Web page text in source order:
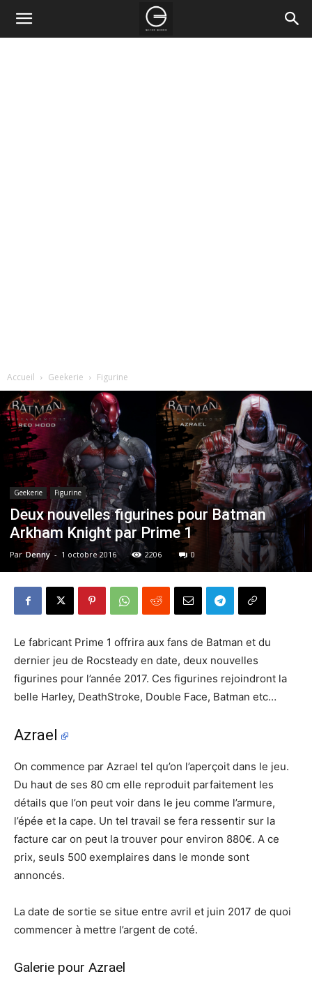
Accueil Geekerie Figurine
Geekerie Figurine
Deux nouvelles figurines pour Batman
Arkham Knight par Prime 1
Par Denny - 1 octobre 2016 2206 0
Le fabricant Prime 1 offrira aux fans de Batman et du
dernier jeu de Rocsteady en date, deux nouvelles
figurines pour l’année 2017. Ces figurines rejoindront la
belle Harley, DeathStroke, Double Face, Batman etc…
Azrael
On commence par Azrael tel qu’on l’aperçoit dans le jeu.
Du haut de ses 80 cm elle reproduit parfaitement les
détails que l’on peut voir dans le jeu comme l’armure,
l’épée et la cape. Un tel travail se fera ressentir sur la
facture car on peut la trouver pour environ 880€. A ce
prix, seuls 500 exemplaires dans le monde sont
annoncés.
La date de sortie se situe entre avril et juin 2017 de quoi
commencer à mettre l’argent de coté.
Galerie pour Azrael